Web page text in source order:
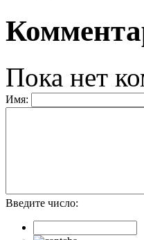
Пока нет
Имя:
Введите число: